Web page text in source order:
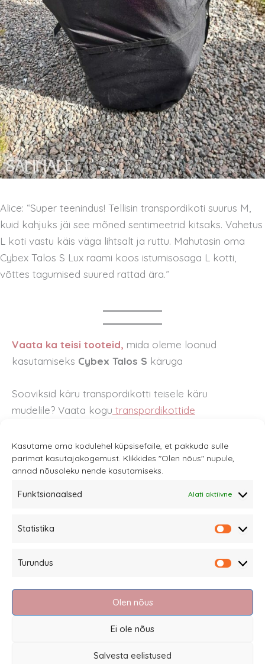
Kasutame oma kodulehel küpsisefaile, et pakkuda sulle
parimat kasutajakogemust. Klikkides "Olen nõus" nupule,
annad nõusoleku nende kasutamiseks.
Funktsionaalsed Alati aktiivne
Statistika
Turundus
Olen nõus
Ei ole nõus
Salvesta eelistused
Alice: “Super teenindus! Tellisin transpordikoti suurus M,
kuid kahjuks jäi see mõned sentimeetrid kitsaks. Vahetus
L koti vastu käis väga lihtsalt ja ruttu. Mahutasin oma
Cybex Talos S Lux raami koos istumisosaga L kotti,
võttes tagumised suured rattad ära.”
Vaata ka teisi tooteid, mida oleme loonud
kasutamiseks Cybex Talos S käruga
Sooviksid käru transpordikotti teisele käru
mudelile? Vaata kogu transpordikottide
Müügitingimused
Kauba tagastamine